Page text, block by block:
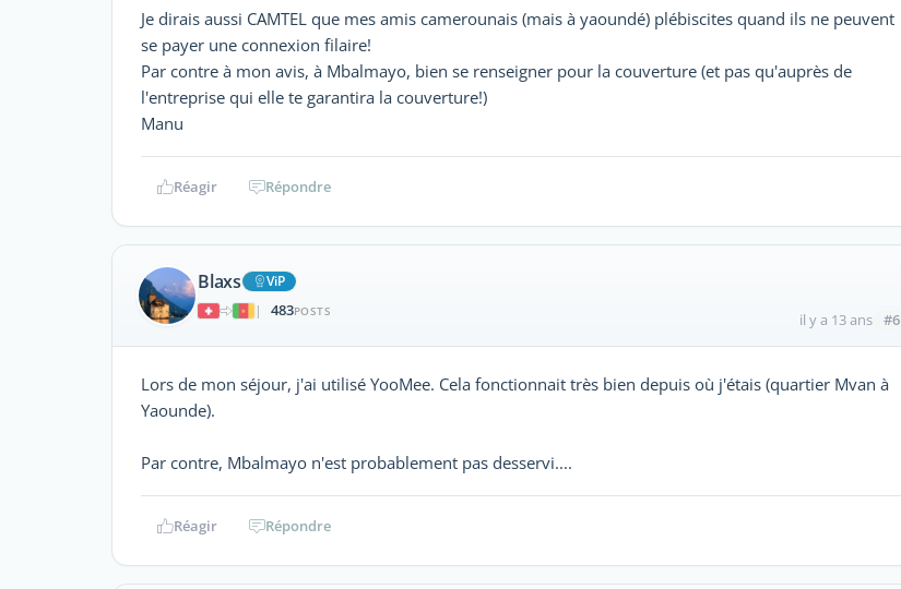
Je dirais aussi CAMTEL que mes amis camerounais (mais à yaoundé) plébiscites quand ils ne peuvent
se payer une connexion filaire!
Par contre à mon avis, à Mbalmayo, bien se renseigner pour la couverture (et pas qu'auprès de
l'entreprise qui elle te garantira la couverture!)
Manu
Réagir Répondre
Blaxs
ViP
|
483POSTS il y a 13 ans #6
Lors de mon séjour, j'ai utilisé YooMee. Cela fonctionnait très bien depuis où j'étais (quartier Mvan à
Yaounde).
Par contre, Mbalmayo n'est probablement pas desservi....
Réagir Répondre